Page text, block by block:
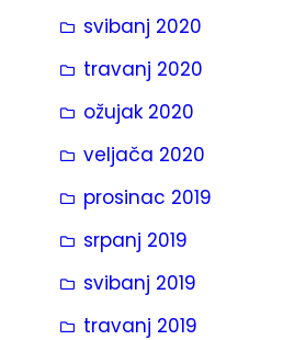
svibanj 2020
travanj 2020
ožujak 2020
veljača 2020
prosinac 2019
srpanj 2019
svibanj 2019
travanj 2019